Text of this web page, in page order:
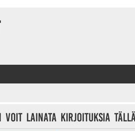
voit lainata kirjoituksia